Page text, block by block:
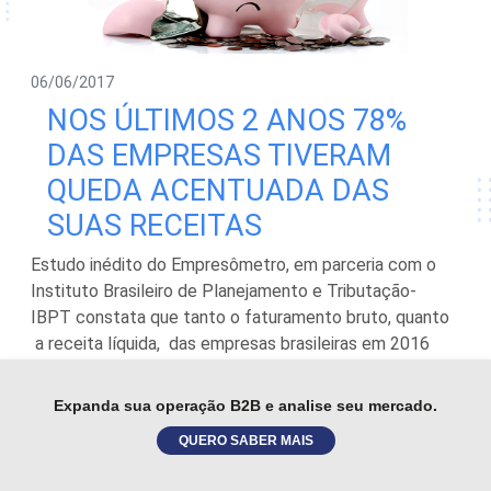
Expanda sua operação B2B e analise seu mercado.
QUERO SABER MAIS
06/06/2017
NOS ÚLTIMOS 2 ANOS 78%
DAS EMPRESAS TIVERAM
QUEDA ACENTUADA DAS
SUAS RECEITAS
Estudo inédito do Empresômetro, em parceria com o
Instituto Brasileiro de Planejamento e Tributação-
IBPT constata que tanto o faturamento bruto, quanto
a receita líquida, das empresas brasileiras em 2016
78% delas tiveram queda acentuada das suas receitas
nos últimos 2 anos. Considera-se receita líquida…